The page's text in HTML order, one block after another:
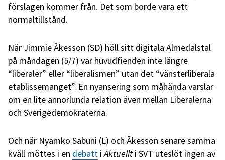
förslagen kommer från. Det som borde vara ett
normaltillstånd.
När Jimmie Åkesson (SD) höll sitt digitala Almedalstal
på måndagen (5/7) var huvudfienden inte längre
“liberaler” eller “liberalismen” utan det “vänsterliberala
etablissemanget”. En nyansering som måhända varslar
om en lite annorlunda relation även mellan Liberalerna
och Sverigedemokraterna.
Och när Nyamko Sabuni (L) och Åkesson senare samma
kväll möttes i en debatt iAktuellt i SVT uteslöt ingen av